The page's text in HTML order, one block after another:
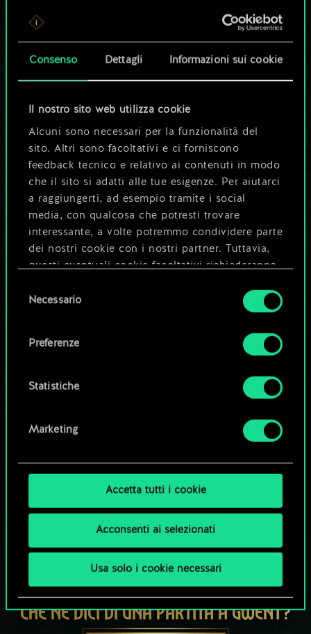
Consenso Dettagli Informazioni sui cookie
Il nostro sito web utilizza cookie
Alcuni sono necessari per la funzionalità del
sito. Altri sono facoltativi e ci forniscono
feedback tecnico e relativo ai contenuti in modo
che il sito si adatti alle tue esigenze. Per aiutarci
a raggiungerti, ad esempio tramite i social
media, con qualcosa che potresti trovare
interessante, a volte potremmo condividere parte
dei nostri cookie con i nostri partner. Tuttavia,
questi eventuali cookie facoltativi richiederanno
Tutti i dettagli su come utilizziamo i cookie e su
disponibili nel menu "Impostazioni" qui sotto.
delNecessario
Preferenze
Statistiche
Marketing
Accetta tutti i cookie
Acconsenti ai selezionati
Usa solo i cookie necessari
Per ora, è solo un
set di carte
condiviso.
Ma può diventare
molto altro!
Dai un nome al mazzo e crea una
guida
Modifica mazzo
Esplora i mazzi della community
CHE NE DICI DI UNA PARTITA A GWENT?